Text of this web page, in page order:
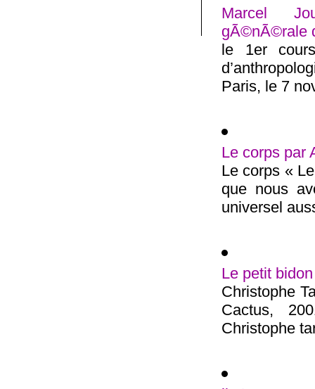
Marcel
gÃ©nÃ©rale
le 1er
Paris, le 7
Le corps par
Le corps «
que nous
universel
Le petit
Christophe
Cactus,
Christophe